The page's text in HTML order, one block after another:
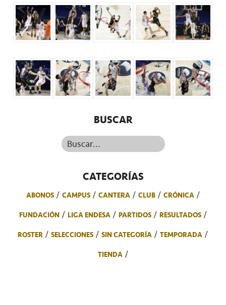
BUSCAR
Buscar...
CATEGORÍAS
ABONOS CAMPUS CANTERA CLUB
CRÓNICA
FUNDACIÓN
LIGA ENDESA PARTIDOS
RESULTADOS
ROSTER
SELECCIONES SIN CATEGORÍA
TEMPORADA
TIENDA